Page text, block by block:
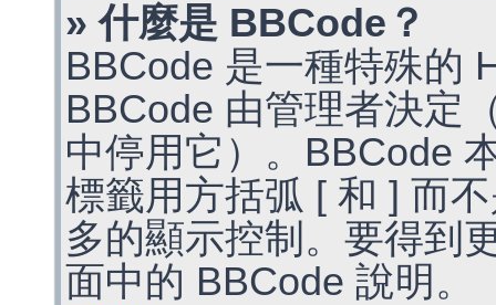
» 什麼是 BBCode？
BBCode 是一種特殊的
BBCode 由管理者決定
中停用它）。BBCode
標籤用方括弧 [ 和 ] 而
多的顯示控制。要得到
面中的 BBCode 說明。